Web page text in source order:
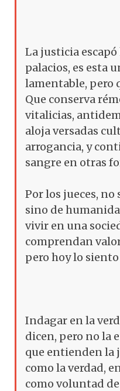
La justicia escapó
palacios, es esta
lamentable, pero
Que conserva
vitalicias,
aloja versadas
arrogancia, y
sangre en otras
Por los jueces,
sino de
vivir en una
comprendan
pero hoy lo
Indagar en la
dicen, pero no la
que entienden
como la verdad,
como voluntad